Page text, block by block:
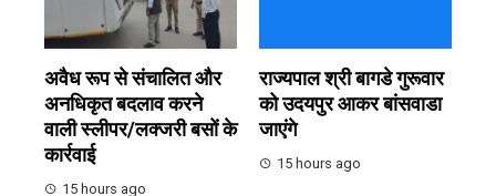
अवैध रूप से संचालित और
अनधिकृत बदलाव करने
वाली स्लीपर/लक्जरी बसों के
कार्रवाई
15 hours ago
राज्यपाल श्री बागडे गुरूवार
को उदयपुर आकर बांसवाडा
जाएंगे
15 hours ago